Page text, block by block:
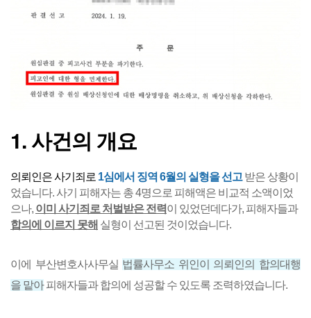
1.사건의 개요
의뢰인은 사기죄로 1심에서 징역 6월의 실형을 선고 받은 상황이
었습니다. 사기 피해자는 총 4명으로 피해액은 비교적 소액이었
으나, 이미 사기죄로 처벌받은 전력이 있었던데다가, 피해자들과
합의에 이르지 못해 실형이 선고된 것이었습니다.
이에 부산변호사사무실 법률사무소 위인이 의뢰인의 합의대행
을 맡아피해자들과 합의에 성공할 수 있도록 조력하였습니다.